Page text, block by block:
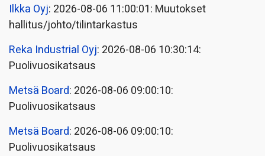
Ilkka Oyj: 2026-08-06 11:00:01: Muutokset
hallitus/johto/tilintarkastus
Reka Industrial Oyj: 2026-08-06 10:30:14:
Puolivuosikatsaus
Metsä Board: 2026-08-06 09:00:10:
Puolivuosikatsaus
Metsä Board: 2026-08-06 09:00:10:
Puolivuosikatsaus